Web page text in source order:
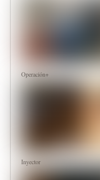
Operación+
Inyector